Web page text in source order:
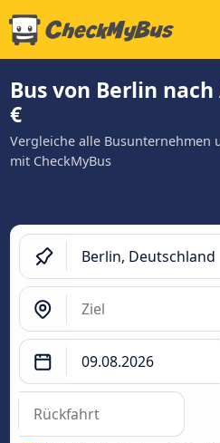
Bus von Berlin
€
Vergleiche alle Busunternehmen
mit CheckMyBus